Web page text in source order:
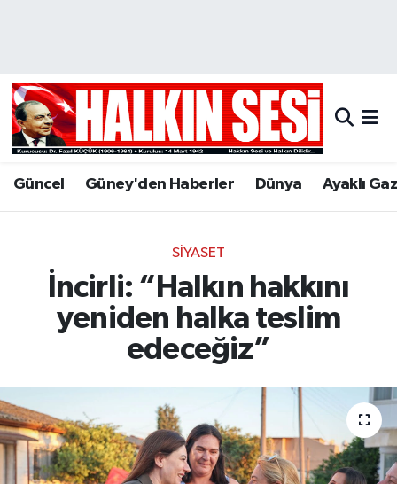
Güncel Güney'den Haberler Dünya Ayaklı
SIYASET
İncirli: “Halkın hakkını
yeniden halka teslim
edeceğiz”
Hava Durumu
Trafik Durumu
Son Dakika Haberleri
Haber Arşivi